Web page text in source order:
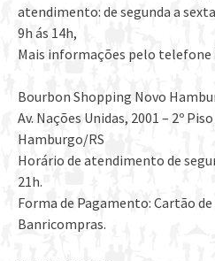
atendimento: de segunda a
9h ás 14h,
Mais informações pelo telefone
Bourbon Shopping Novo
Av. Nações Unidas, 2001 – 2º
Hamburgo/RS
Horário de atendimento de
21h.
Forma de Pagamento: Cartão
Banricompras.